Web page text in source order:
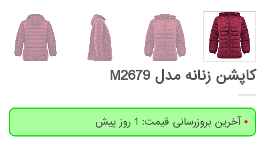
کاپشن زنانه مدل M2679
آخرین بروزرسانی قیمت: 1 روز پیش